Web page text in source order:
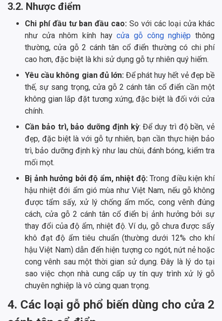
3.2. Nhược điểm
Chi phí đầu tư ban đầu cao: So với các loại cửa khác
như cửa nhôm kính haycửa gỗ công nghiệp thông
thường, cửa gỗ 2 cánh tân cổ điển thường có chi phí
cao hơn, đặc biệt là khi sử dụng gỗ tự nhiên quý hiếm.
Yêu cầu không gian đủ lớn: Để phát huy hết vẻ đẹp bề
thế, sự sang trọng, cửa gỗ 2 cánh tân cổ điển cần một
không gian lắp đặt tương xứng, đặc biệt là đối với cửa
chính.
Cần bảo trì, bảo dưỡng định kỳ: Để duy trì độ bền, vẻ
đẹp, đặc biệt là với gỗ tự nhiên, bạn cần thực hiện bảo
trì, bảo dưỡng định kỳ như lau chùi, đánh bóng, kiểm tra
mối mọt.
Bị ảnh hưởng bởi độ ẩm, nhiệt độ:Trong điều kiện khí
hậu nhiệt đới ẩm gió mùa như Việt Nam, nếu gỗ không
được tẩm sấy, xử lý chống ẩm mốc, cong vênh đúng
cách, cửa gỗ 2 cánh tân cổ điển bị ảnh hưởng bởi sự
thay đổi của độ ẩm, nhiệt độ. Ví dụ, gỗ chưa được sấy
khô đạt độ ẩm tiêu chuẩn (thường dưới 12% cho khí
hậu Việt Nam) dẫn đến hiện tượng co ngót, nứt nẻ hoặc
cong vênh sau một thời gian sử dụng. Đây là lý do tại
sao việc chọn nhà cung cấp uy tín quy trình xử lý gỗ
chuyên nghiệp là vô cùng quan trọng.
4. Các loại gỗ phổ biến dùng cho cửa 2